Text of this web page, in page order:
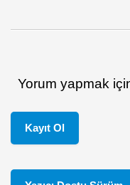
Yorum yapmak
Kayıt Ol